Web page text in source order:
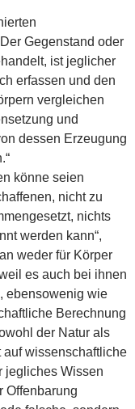
Gegenstand oder
ist jeglicher
erfassen und den
vergleichen
und
dessen Erzeugung
könne seien
nicht zu
nichts
werden kann“,
weder für Körper
es auch bei ihnen
ebensowenig wie
Berechnung
der Natur als
auf wissenschaftliche
jegliches Wissen
Offenbarung